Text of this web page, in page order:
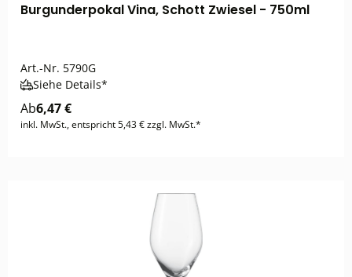
Burgunderpokal Vina, Schott Zwiesel - 750ml
Art.-Nr. 5790G
Siehe Details*
Ab6,47 €
inkl. MwSt., entspricht 5,43 € zzgl. MwSt.*